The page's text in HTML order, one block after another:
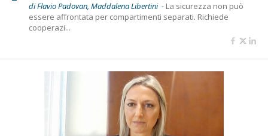
di Flavio Padovan, Maddalena Libertini - La sicurezza non può
essere affrontata per compartimenti separati. Richiede
cooperazi...